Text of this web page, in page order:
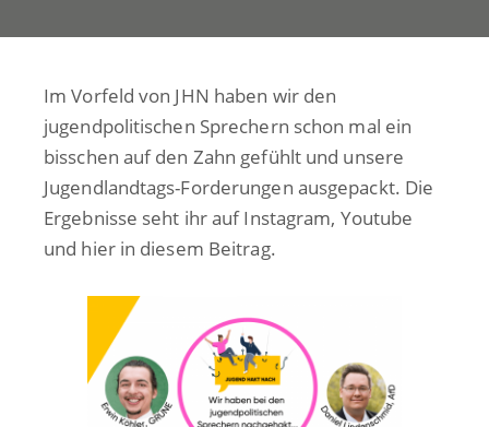
Im Vorfeld von JHN haben wir den
jugendpolitischen Sprechern schon mal ein
bisschen auf den Zahn gefühlt und unsere
Jugendlandtags-Forderungen ausgepackt. Die
Ergebnisse seht ihr auf Instagram, Youtube
und hier in diesem Beitrag.